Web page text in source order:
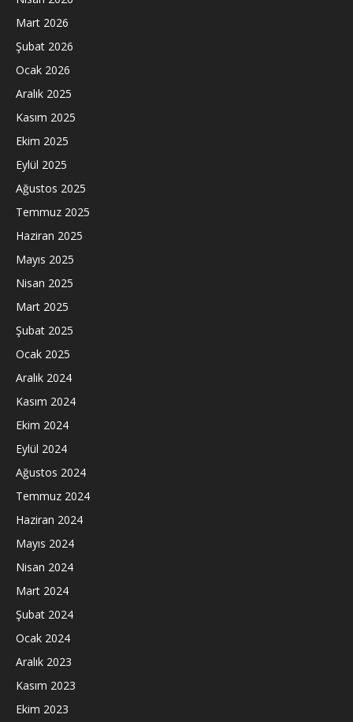
Mart 2026
Şubat 2026
Ocak 2026
Aralık 2025
Kasım 2025
Ekim 2025
Eylül 2025
Ağustos 2025
Temmuz 2025
Haziran 2025
Mayıs 2025
Nisan 2025
Mart 2025
Şubat 2025
Ocak 2025
Aralık 2024
Kasım 2024
Ekim 2024
Eylül 2024
Ağustos 2024
Temmuz 2024
Haziran 2024
Mayıs 2024
Nisan 2024
Mart 2024
Şubat 2024
Ocak 2024
Aralık 2023
Kasım 2023
Ekim 2023